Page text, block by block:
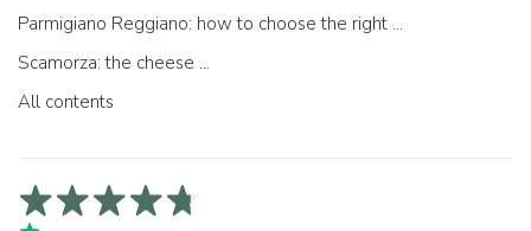
Parmigiano Reggiano: how to choose the right one
Scamorza: the cheese ...
All contents